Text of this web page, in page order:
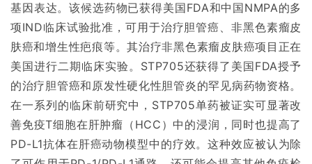
基因表达。该候选药物已获得美国FDA和中国NMPA的多
项IND临床试验批准，可用于治疗胆管癌、非黑色素瘤皮
肤癌和增生性疤痕等。其治疗非黑色素瘤皮肤癌项目正在
美国进行二期临床实验。 STP705还获得了美国FDA授予
的治疗胆管癌和原发性硬化性胆管炎的罕见病药物资格。
在一系列的临床前研究中，STP705单药被证实可显著改
善免疫T细胞在肝肿瘤（HCC）中的浸润，同时也提高了
PD-L1抗体在肝癌动物模型中的疗效。这种效应被认为除